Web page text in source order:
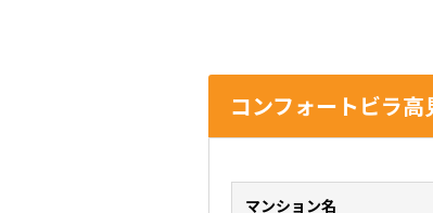
コンフォートビラ
マンション名